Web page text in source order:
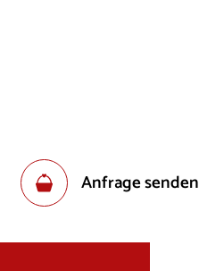
Anfrage senden